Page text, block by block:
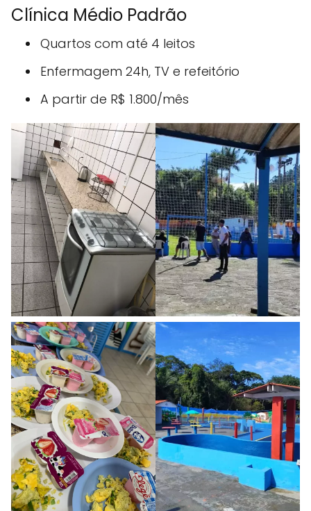
Clínica Médio Padrão
Quartos com até 4 leitos
Enfermagem 24h, TV e refeitório
A partir de R$ 1.800/mês